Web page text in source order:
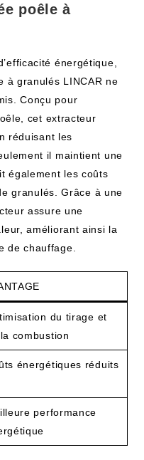
poêle à
énergétique,
à granulés LINCAR ne
Conçu pour
cet extracteur
réduisant les
il maintient une
également les coûts
granulés. Grâce à une
assure une
améliorant ainsi la
de chauffage.
du tirage et
combustion
énergétiques réduits
performance